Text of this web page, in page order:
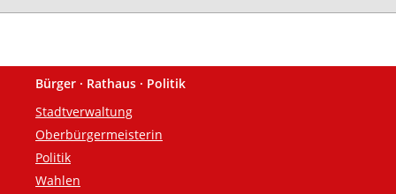
Fußzeile
Bürger · Rathaus · Politik
Stadtverwaltung
Oberbürgermeisterin
Politik
Wahlen